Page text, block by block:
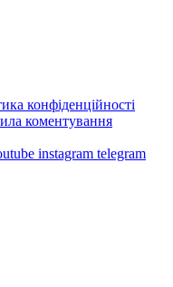
конфіденційності
коментування
instagram telegram